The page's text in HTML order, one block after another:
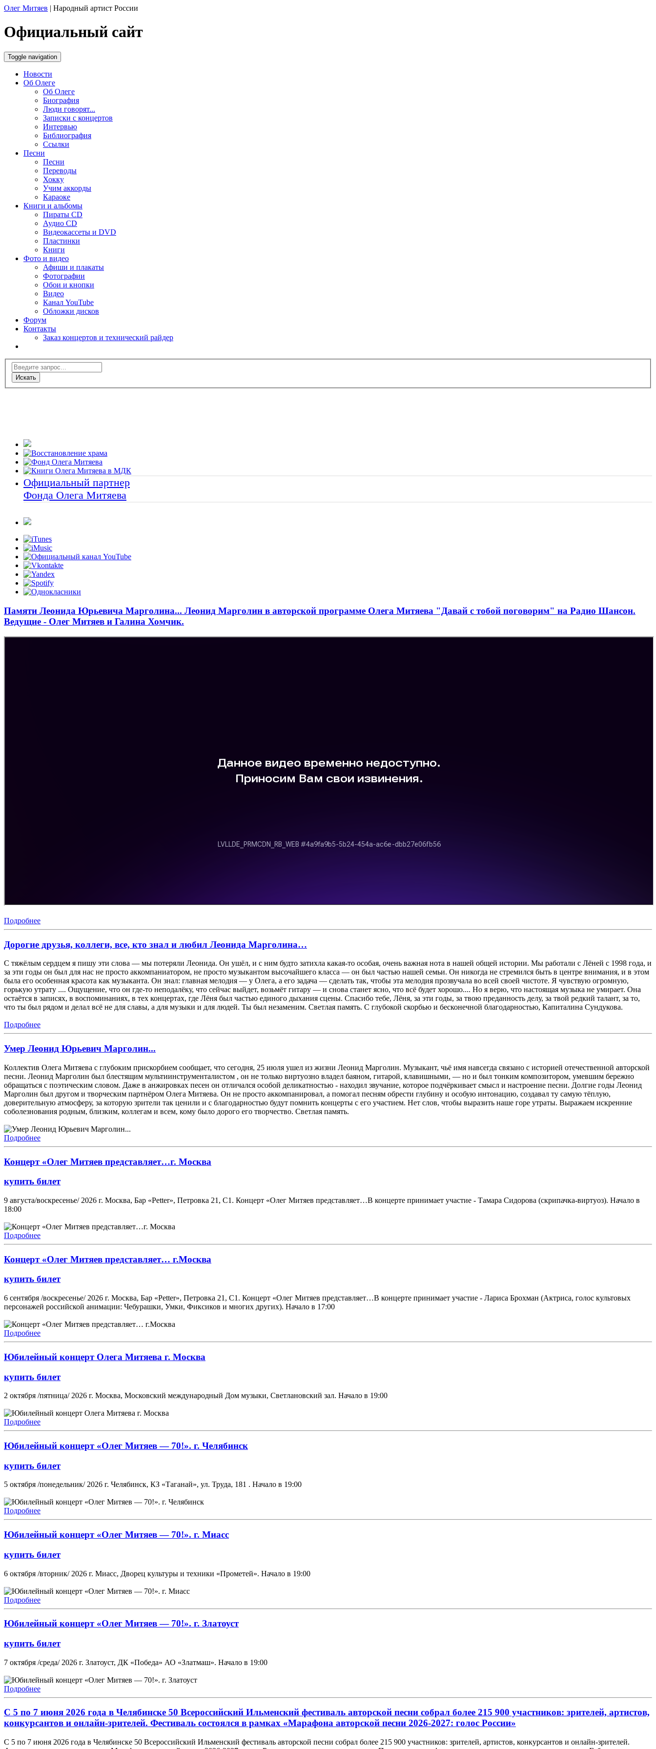
Олег Митяев | Народный артист России
Официальный сайт
Toggle navigation
Новости
Об Олеге
Об Олеге
Биография
Люди говорят...
Записки с концертов
Интервью
Библиография
Ссылки
Песни
Песни
Переводы
Хокку
Учим аккорды
Караоке
Книги и альбомы
Пираты CD
Аудио CD
Видеокассеты и DVD
Пластинки
Книги
Фото и видео
Афиши и плакаты
Фотографии
Обои и кнопки
Видео
Канал YouTube
Обложки дисков
Форум
Контакты
Заказ концертов и технический райдер
Искать
Официальный партнер
Фонда Олега Митяева
Памяти Леонида Юрьевича Марголина... Леонид Марголин в авторской программе Олега Митяева "Давай с тобой поговорим" на Радио Шансон.
Ведущие - Олег Митяев и Галина Хомчик.
Подробнее
Дорогие друзья, коллеги, все, кто знал и любил Леонида Марголина…
С тяжёлым сердцем я пишу эти слова — мы потеряли Леонида. Он ушёл, и с ним будто затихла какая-то особая, очень важная нота в нашей общей истории. Мы работали с Лёней с 1998 года, и
за эти годы он был для нас не просто аккомпаниатором, не просто музыкантом высочайшего класса — он был частью нашей семьи. Он никогда не стремился быть в центре внимания, и в этом
была его особенная красота как музыканта. Он знал: главная мелодия — у Олега, а его задача — сделать так, чтобы эта мелодия прозвучала во всей своей чистоте. Я чувствую огромную,
горькую утрату .... Ощущение, что он где‑то неподалёку, что сейчас выйдет, возьмёт гитару — и снова станет ясно, что всё будет хорошо.... Но я верю, что настоящая музыка не умирает. Она
остаётся в записях, в воспоминаниях, в тех концертах, где Лёня был частью единого дыхания сцены. Спасибо тебе, Лёня, за эти годы, за твою преданность делу, за твой редкий талант, за то,
что ты был рядом и делал всё не для славы, а для музыки и для людей. Ты был незаменим. Светлая память. С глубокой скорбью и бесконечной благодарностью, Капиталина Сундукова.
Подробнее
Умер Леонид Юрьевич Марголин...
Коллектив Олега Митяева с глубоким прискорбием сообщает, что сегодня, 25 июля ушел из жизни Леонид Марголин. Музыкант, чьё имя навсегда связано с историей отечественной авторской
песни. Леонид Марголин был блестящим мультиинструменталистом , он не только виртуозно владел баяном, гитарой, клавишными, — но и был тонким композитором, умевшим бережно
обращаться с поэтическим словом. Даже в анжировках песен он отличался особой деликатностью - находил звучание, которое подчёркивает смысл и настроение песни. Долгие годы Леонид
Марголин был другом и творческим партнёром Олега Митяева. Он не просто аккомпанировал, а помогал песням обрести глубину и особую интонацию, создавал ту самую тёплую,
доверительную атмосферу, за которую зрители так ценили и с благодарностью будут помнить концерты с его участием. Нет слов, чтобы выразить наше горе утраты. Выражаем искренние
соболезнования родным, близким, коллегам и всем, кому было дорого его творчество. Светлая память.
Подробнее
Концерт «Олег Митяев представляет…г. Москва
купить билет
9 августа/воскресенье/ 2026 г. Москва, Бар «Petter», Петровка 21, С1. Концерт «Олег Митяев представляет…В концерте принимает участие - Тамара Сидорова (скрипачка-виртуоз). Начало в
18:00
Подробнее
Концерт «Олег Митяев представляет… г.Москва
купить билет
6 сентября /воскресенье/ 2026 г. Москва, Бар «Petter», Петровка 21, С1. Концерт «Олег Митяев представляет…В концерте принимает участие - Лариса Брохман (Актриса, голос культовых
персонажей российской анимации: Чебурашки, Умки, Фиксиков и многих других). Начало в 17:00
Подробнее
Юбилейный концерт Олега Митяева г. Москва
купить билет
2 октября /пятница/ 2026 г. Москва, Московский международный Дом музыки, Светлановский зал. Начало в 19:00
Подробнее
Юбилейный концерт «Олег Митяев — 70!». г. Челябинск
купить билет
5 октября /понедельник/ 2026 г. Челябинск, КЗ «Таганай», ул. Труда, 181 . Начало в 19:00
Подробнее
Юбилейный концерт «Олег Митяев — 70!». г. Миасс
купить билет
6 октября /вторник/ 2026 г. Миасс, Дворец культуры и техники «Прометей». Начало в 19:00
Подробнее
Юбилейный концерт «Олег Митяев — 70!». г. Златоуст
купить билет
7 октября /среда/ 2026 г. Златоуст, ДК «Победа» АО «Златмаш». Начало в 19:00
Подробнее
С 5 по 7 июня 2026 года в Челябинске 50 Всероссийский Ильменский фестиваль авторской песни собрал более 215 900 участников: зрителей, артистов,
конкурсантов и онлайн-зрителей. Фестиваль состоялся в рамках «Марафона авторской песни 2026-2027: голос России»
С 5 по 7 июня 2026 года в Челябинске 50 Всероссийский Ильменский фестиваль авторской песни собрал более 215 900 участников: зрителей, артистов, конкурсантов и онлайн-зрителей.